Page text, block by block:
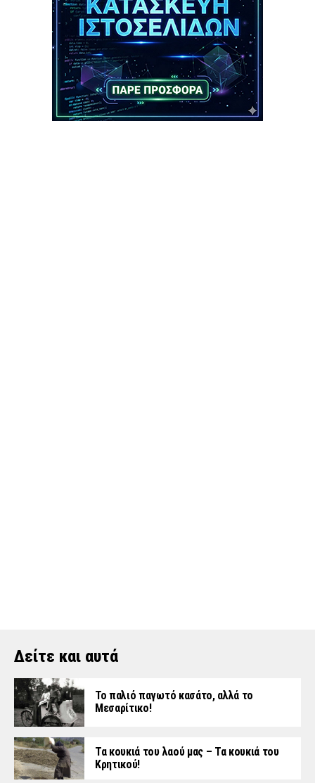
Δείτε και αυτά
Το παλιό παγωτό κασάτο, αλλά το
Μεσαρίτικο!
Τα κουκιά του λαού μας – Τα κουκιά του
Κρητικού!